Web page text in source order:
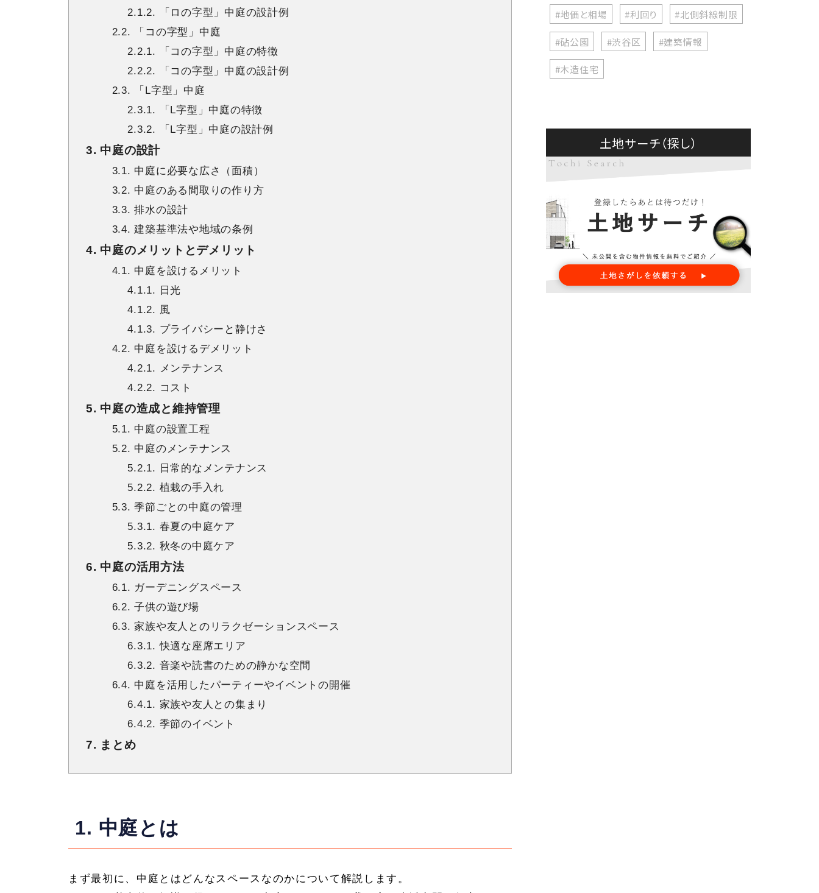
2.1.2. 「ロの字型」中庭の設計例
2.2. 「コの字型」中庭
2.2.1. 「コの字型」中庭の特徴
2.2.2. 「コの字型」中庭の設計例
2.3. 「L字型」中庭
2.3.1. 「L字型」中庭の特徴
2.3.2. 「L字型」中庭の設計例
3. 中庭の設計
3.1. 中庭に必要な広さ（面積）
3.2. 中庭のある間取りの作り方
3.3. 排水の設計
3.4. 建築基準法や地域の条例
4. 中庭のメリットとデメリット
4.1. 中庭を設けるメリット
4.1.1. 日光
4.1.2. 風
4.1.3. プライバシーと静けさ
4.2. 中庭を設けるデメリット
4.2.1. メンテナンス
4.2.2. コスト
5. 中庭の造成と維持管理
5.1. 中庭の設置工程
5.2. 中庭のメンテナンス
5.2.1. 日常的なメンテナンス
5.2.2. 植栽の手入れ
5.3. 季節ごとの中庭の管理
5.3.1. 春夏の中庭ケア
5.3.2. 秋冬の中庭ケア
6. 中庭の活用方法
6.1. ガーデニングスペース
6.2. 子供の遊び場
6.3. 家族や友人とのリラクゼーションスペース
6.3.1. 快適な座席エリア
6.3.2. 音楽や読書のための静かな空間
6.4. 中庭を活用したパーティーやイベントの開催
6.4.1. 家族や友人との集まり
6.4.2. 季節のイベント
7. まとめ
1. 中庭とは
まず最初に、中庭とはどんなスペースなのかについて解説します。
#地価と相場 #利回り #北側斜線制限
#砧公園 #渋谷区 #建築情報
#木造住宅
土地サーチ（探し）